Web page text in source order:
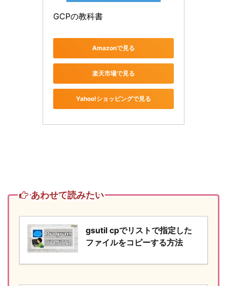
GCPの教科書
Amazonで見る
楽天市場で見る
Yahoo!ショッピングで見る
あわせて読みたい
gsutil cpでリストで指定した
ファイルをコピーする方法